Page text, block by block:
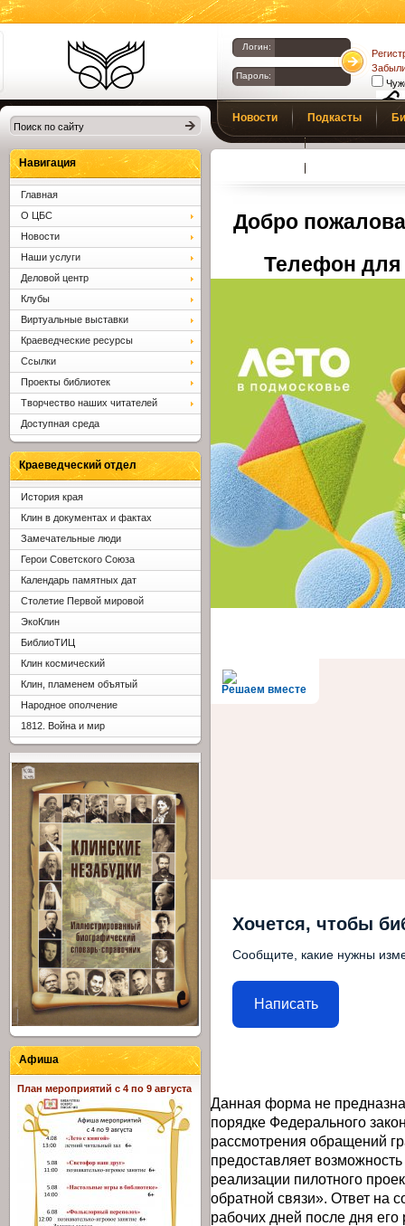
Библиотеки
Клина. Клинская
ЦБС.
Логин:
Пароль:
Новости Подкасты
Добро
Телефон для
Решаем вместе
Хочется, чтобы
Сообщите, какие нужны
Написать
Данная форма не
порядке Федерального
рассмотрения обращений
предоставляет
реализации пилотного
обратной связи». Ответ на
рабочих дней после дня
Навигация
Главная
О ЦБС
Новости
Наши услуги
Деловой центр
Клубы
Виртуальные выставки
Краеведческие ресурсы
Ссылки
Проекты библиотек
Творчество наших читателей
Доступная среда
Краеведческий отдел
История края
Клин в документах и фактах
Замечательные люди
Герои Советского Союза
Календарь памятных дат
Столетие Первой мировой
ЭкоКлин
БиблиоТИЦ
Клин космический
Клин, пламенем объятый
Народное ополчение
1812. Война и мир
Афиша
План мероприятий с 4 по 9 августа